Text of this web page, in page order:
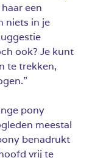
een
niets in je
ook? Je kunt
te trekken,
pony
meestal
benadrukt
vrij te